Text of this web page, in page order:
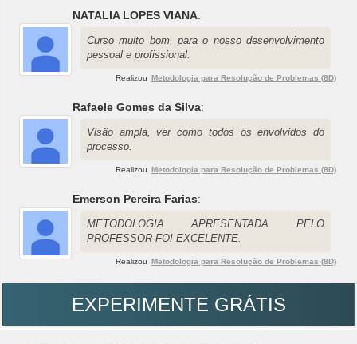
NATALIA LOPES VIANA:
Curso muito bom, para o nosso desenvolvimento
pessoal e profissional.
Realizou Metodologia para Resolução de Problemas (8D)
Rafaele Gomes da Silva:
Visão ampla, ver como todos os envolvidos do
processo.
Realizou Metodologia para Resolução de Problemas (8D)
Emerson Pereira Farias:
METODOLOGIA APRESENTADA PELO
PROFESSOR FOI EXCELENTE.
Realizou Metodologia para Resolução de Problemas (8D)
EXPERIMENTE GRÁTIS